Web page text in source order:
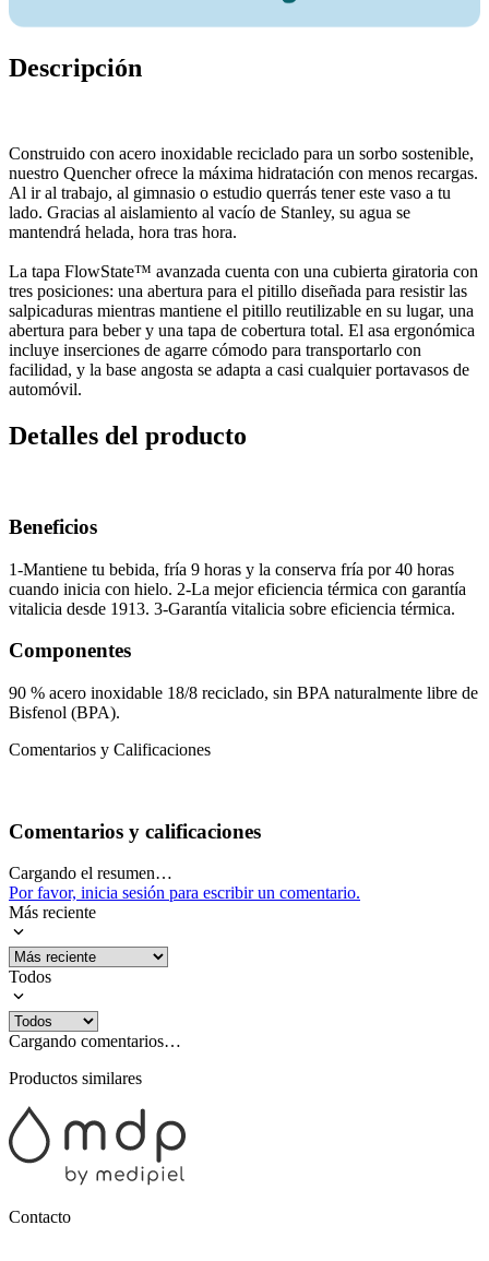
Descripción
Construido con acero inoxidable reciclado para un sorbo sostenible,
nuestro Quencher ofrece la máxima hidratación con menos recargas.
Al ir al trabajo, al gimnasio o estudio querrás tener este vaso a tu
lado. Gracias al aislamiento al vacío de Stanley, su agua se
mantendrá helada, hora tras hora.
La tapa FlowState™ avanzada cuenta con una cubierta giratoria con
tres posiciones: una abertura para el pitillo diseñada para resistir las
salpicaduras mientras mantiene el pitillo reutilizable en su lugar, una
abertura para beber y una tapa de cobertura total. El asa ergonómica
incluye inserciones de agarre cómodo para transportarlo con
facilidad, y la base angosta se adapta a casi cualquier portavasos de
automóvil.
Detalles del producto
Beneficios
1-Mantiene tu bebida, fría 9 horas y la conserva fría por 40 horas
cuando inicia con hielo. 2-La mejor eficiencia térmica con garantía
vitalicia desde 1913. 3-Garantía vitalicia sobre eficiencia térmica.
Componentes
90 % acero inoxidable 18/8 reciclado, sin BPA naturalmente libre de
Bisfenol (BPA).
Comentarios y Calificaciones
Comentarios y calificaciones
Cargando el resumen…
Por favor, inicia sesión para escribir un comentario.
Más reciente
Todos
Cargando comentarios…
Productos similares
Contacto